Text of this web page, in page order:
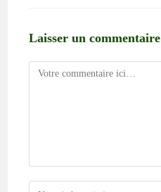
Laisser un commentaire